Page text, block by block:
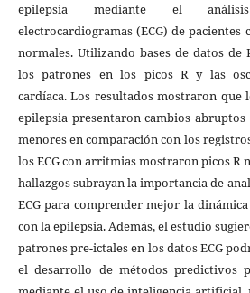
epilepsia mediante el
electrocardiogramas (ECG) de
normales. Utilizando bases de datos de
los patrones en los picos R y las
cardíaca. Los resultados mostraron que
epilepsia presentaron cambios
menores en comparación con los
los ECG con arritmias mostraron picos R
hallazgos subrayan la importancia de
ECG para comprender mejor la
con la epilepsia. Además, el estudio
patrones pre-ictales en los datos ECG
el desarrollo de métodos predictivos